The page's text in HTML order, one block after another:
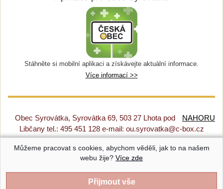
Stáhněte si mobilní aplikaci a získávejte aktuální informace.
Více informací >>
NAHORU
Obec Syrovátka, Syrovátka 69, 503 27 Lhota pod
Libčany tel.: 495 451 128 e-mail: ou.syrovatka@c-box.cz
Prohlášení o přístupnosti|Původní web|Nastavení cookies
Můžeme pracovat s cookies, abychom věděli, jak to na našem
webu žije? Více zde